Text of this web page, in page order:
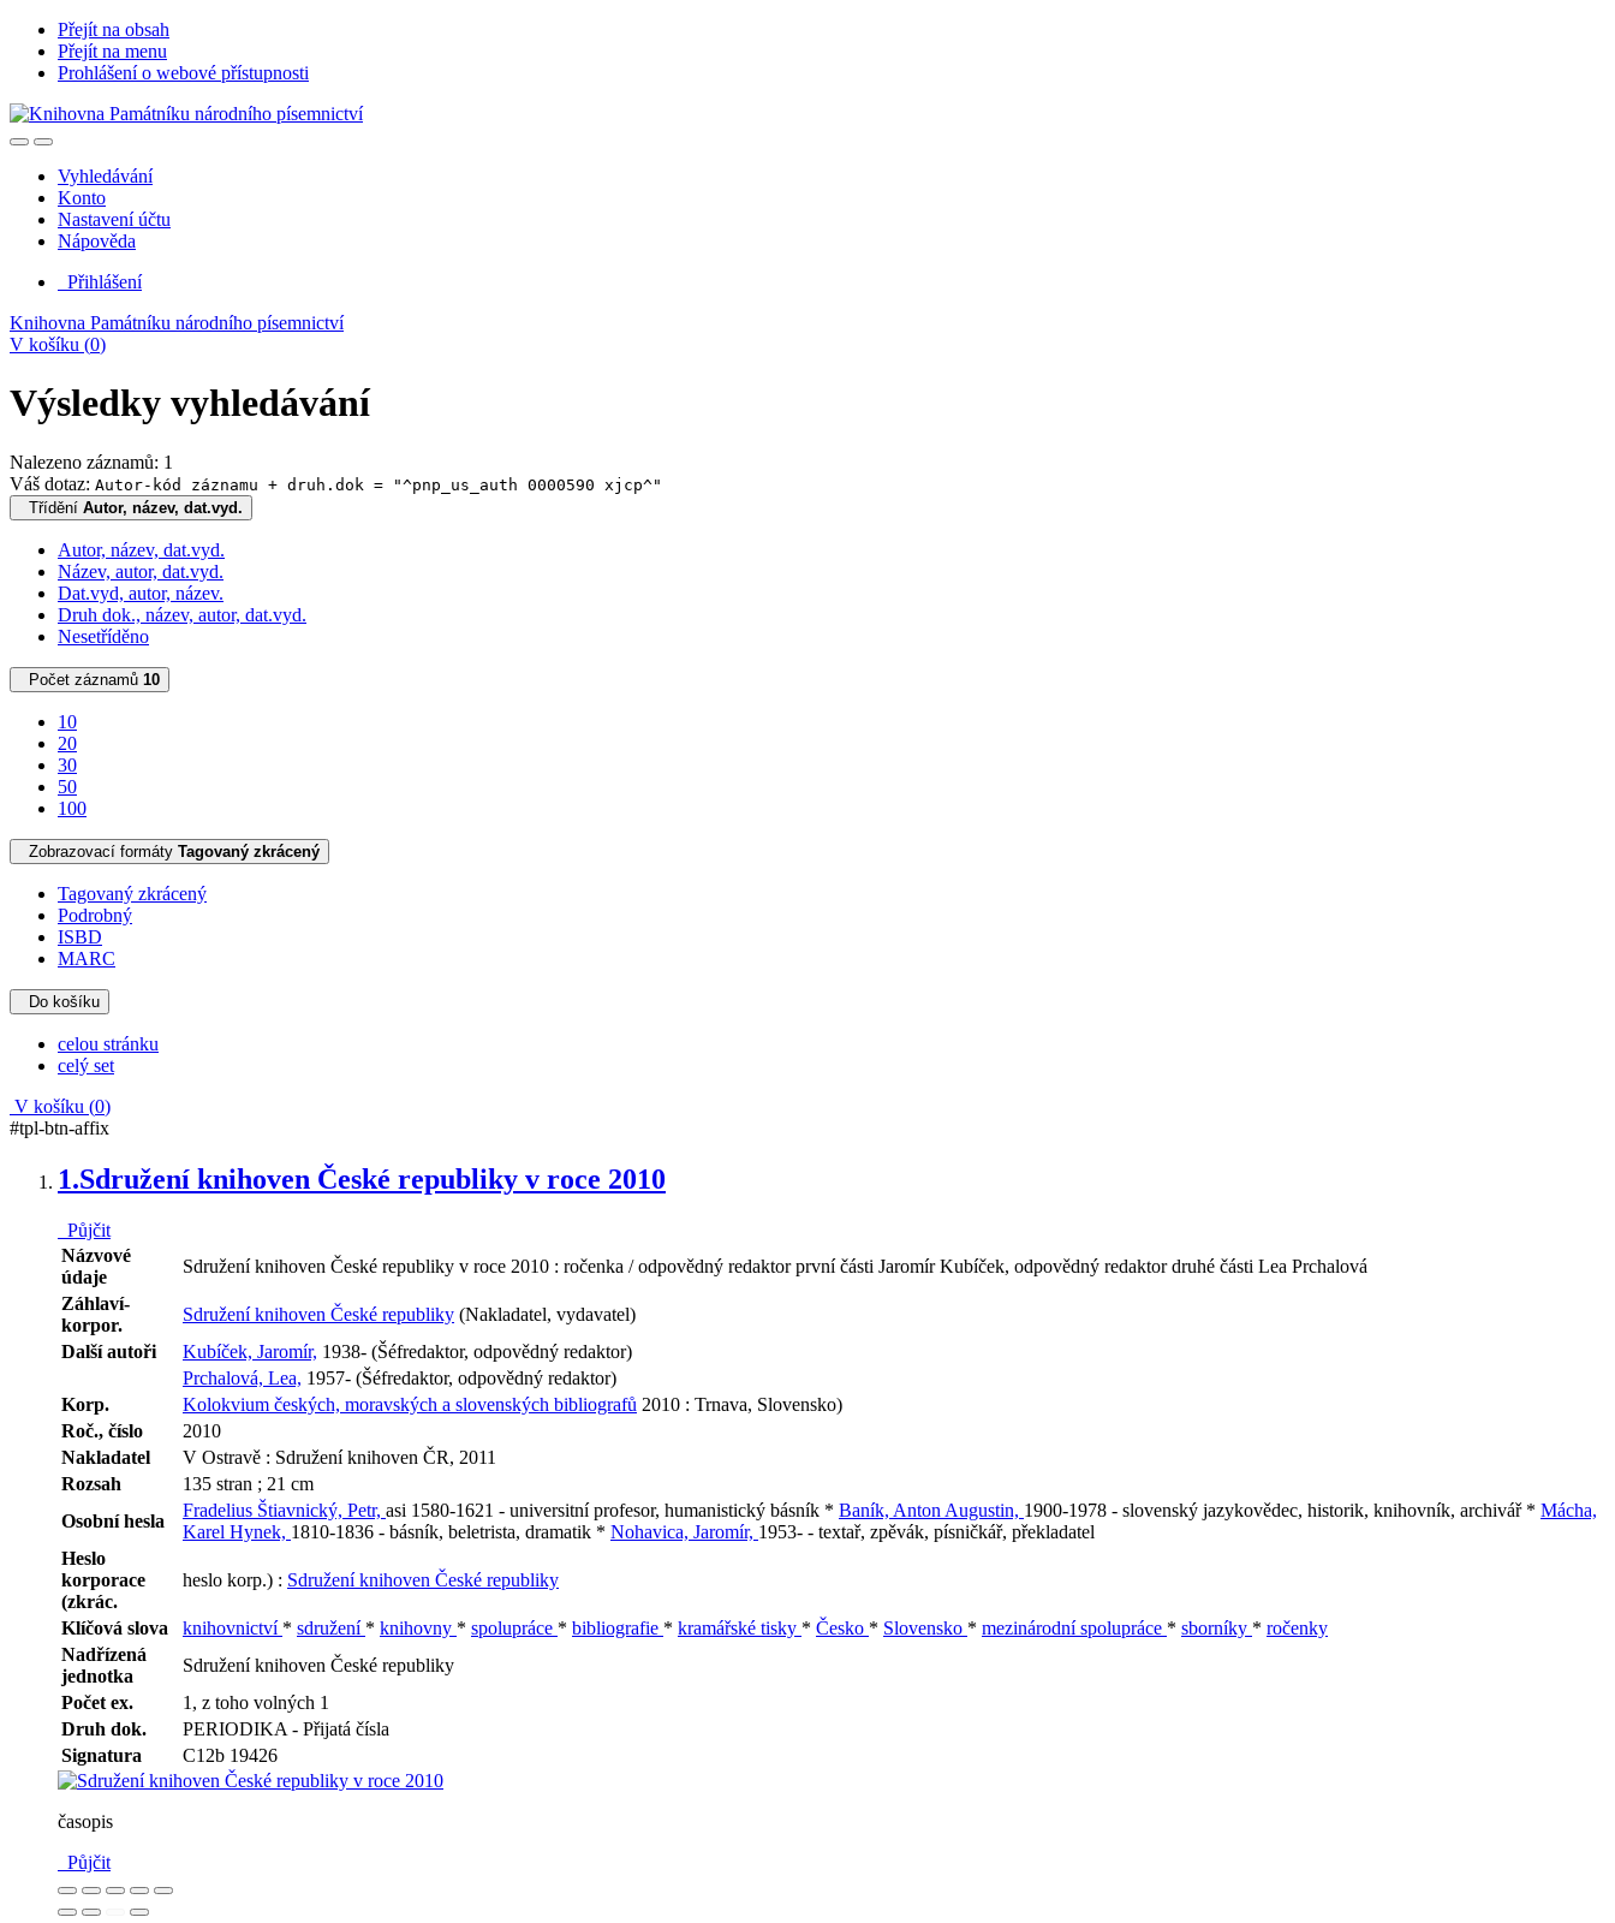
Přejít na obsah
Přejít na menu
Prohlášení o webové přístupnosti
Vyhledávání
Konto
Nastavení účtu
Nápověda
Přihlášení
Knihovna Památníku národního písemnictví
V košíku (0)
Výsledky vyhledávání
Nalezeno záznamů: 1
Váš dotaz: Autor-kód záznamu + druh.dok = "^pnp_us_auth 0000590 xjcp^"
Třídění Autor, název, dat.vyd.
Autor, název, dat.vyd.
Název, autor, dat.vyd.
Dat.vyd, autor, název.
Druh dok., název, autor, dat.vyd.
Nesetříděno
Počet záznamů 10
10
20
30
50
100
Zobrazovací formáty Tagovaný zkrácený
Tagovaný zkrácený
Podrobný
ISBD
MARC
Do košíku
celou stránku
celý set
V košíku (0)
#tpl-btn-affix
1.Sdružení knihoven České republiky v roce 2010
Půjčit
Názvové
údaje
Sdružení knihoven České republiky v roce 2010 : ročenka / odpovědný redaktor první části Jaromír Kubíček, odpovědný redaktor druhé části Lea Prchalová
Záhlaví-
korpor.
Sdružení knihoven České republiky (Nakladatel, vydavatel)
Další autoři
Kubíček, Jaromír, 1938- (Šéfredaktor, odpovědný redaktor)
Prchalová, Lea, 1957- (Šéfredaktor, odpovědný redaktor)
Korp.
Kolokvium českých, moravských a slovenských bibliografů 2010 : Trnava, Slovensko)
Roč., číslo
2010
Nakladatel
V Ostravě : Sdružení knihoven ČR, 2011
Rozsah
135 stran ; 21 cm
Osobní hesla
Fradelius Štiavnický, Petr, asi 1580-1621 - universitní profesor, humanistický básník * Baník, Anton Augustin, 1900-1978 - slovenský jazykovědec, historik, knihovník, archivář * Mácha,
Karel Hynek, 1810-1836 - básník, beletrista, dramatik * Nohavica, Jaromír, 1953- - textař, zpěvák, písničkář, překladatel
Heslo
korporace
(zkrác.
heslo korp.) : Sdružení knihoven České republiky
Klíčová slova knihovnictví * sdružení * knihovny * spolupráce * bibliografie * kramářské tisky * Česko * Slovensko * mezinárodní spolupráce * sborníky * ročenky
Nadřízená
jednotka
Sdružení knihoven České republiky
Počet ex.
1, z toho volných 1
Druh dok.
PERIODIKA - Přijatá čísla
Signatura
C12b 19426
časopis
Půjčit